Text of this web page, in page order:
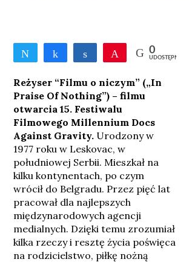
Tweetnij UdostępnijUdostępnijPrzypnij
0
UDOSTĘPNIEŃ
Reżyser “Filmu o niczym” („In
Praise Of Nothing”) – filmu
otwarcia 15. Festiwalu
Filmowego Millennium Docs
Against Gravity. Urodzony w
1977 roku w Leskovac, w
południowej Serbii. Mieszkał na
kilku kontynentach, po czym
wrócił do Belgradu. Przez pięć lat
pracował dla najlepszych
międzynarodowych agencji
medialnych. Dzięki temu zrozumiał
kilka rzeczy i resztę życia poświęca
na rodzicielstwo, piłkę nożną